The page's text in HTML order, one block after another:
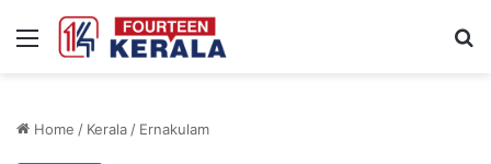
Menu
Home / Kerala/ Ernakulam